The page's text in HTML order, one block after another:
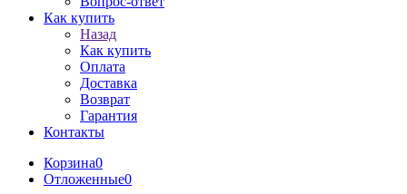
Как купить
Назад
Как купить
Оплата
Доставка
Возврат
Гарантия
Контакты
Корзина0
Отложенные0